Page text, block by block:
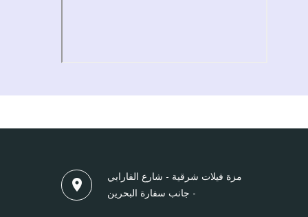
مزة فيلات شرقية - شارع الفارابي
- جانب سفارة البحرين